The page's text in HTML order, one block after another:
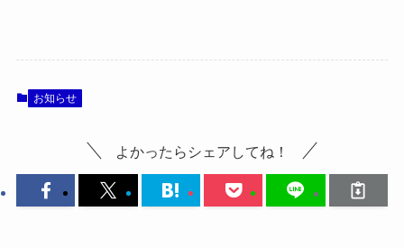
お知らせ
よかったらシェアしてね！